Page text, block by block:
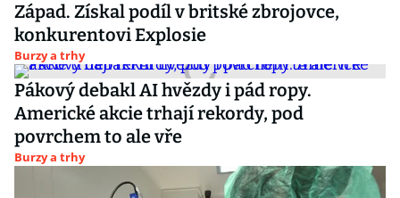
Západ. Získal podíl v britské zbrojovce,
konkurentovi Explosie
Burzy a trhy
Pákový debakl AI hvězdy i pád ropy.
Americké akcie trhají rekordy, pod
povrchem to ale vře
Burzy a trhy